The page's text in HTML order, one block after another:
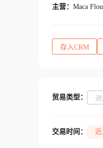
主营： Maca
存入CRM
贸易类型：
交易时间：